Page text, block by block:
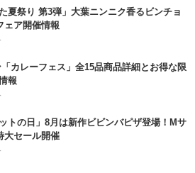
夏祭り 第3弾」大葉ニンニク香るビンチョ
ェア開催情報
カレーフェス」全15品商品詳細とお得な限
報
トの日」8月は新作ビビンバピザ登場！Mサ
大セール開催